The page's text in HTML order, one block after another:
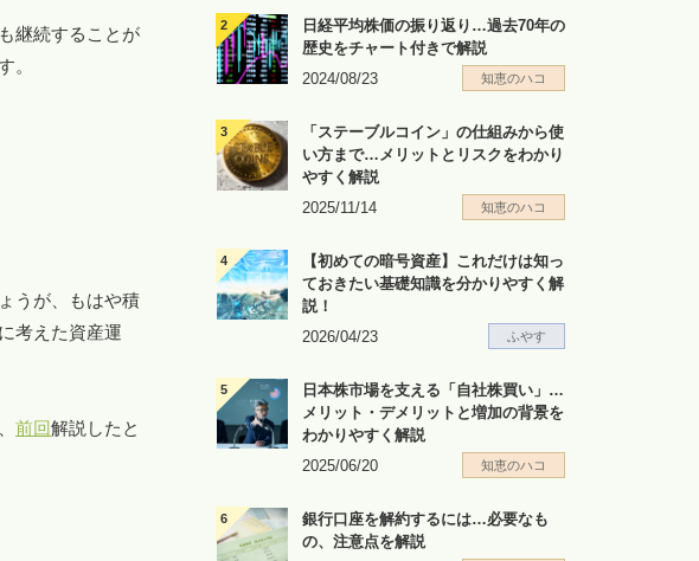
継続することが
。
うが、もはや積
考えた資産運
前回解説したと
日経平均株価の振り返り…過去70年の
歴史をチャート付きで解説
2024/08/23
知恵のハコ
「ステーブルコイン」の仕組みから使
い方まで…メリットとリスクをわかり
やすく解説
2025/11/14
知恵のハコ
【初めての暗号資産】これだけは知っ
ておきたい基礎知識を分かりやすく解
説！
2026/04/23
ふやす
日本株市場を支える「自社株買い」…
メリット・デメリットと増加の背景を
わかりやすく解説
2025/06/20
知恵のハコ
銀行口座を解約するには…必要なも
の、注意点を解説